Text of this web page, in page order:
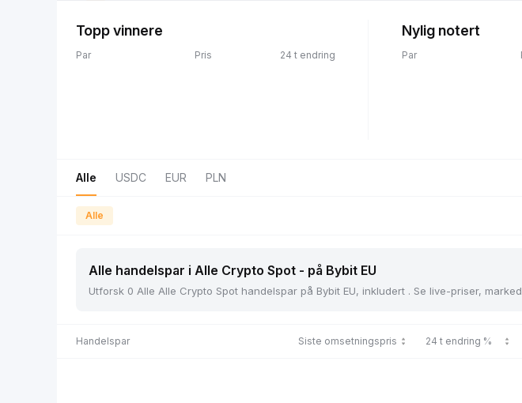
Topp vinnere
Par Pris 24 t endring
Nylig notert
Par
Alle USDC EUR PLN
Alle
Alle handelspar i Alle Crypto Spot - på Bybit EU
Utforsk 0 Alle Alle Crypto Spot handelspar på Bybit EU, inkludert . Se live-priser,
Handelspar Siste omsetningspris 24 t endring %